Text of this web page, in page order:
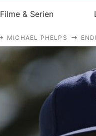
Filme & Serien
MICHAEL PHELPS